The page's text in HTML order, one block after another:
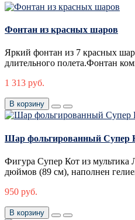
Фонтан из красных шаров
Яркий фонтан из 7 красных
длительного полета.Фонтан
1 313 руб.
В корзину
Шар фольгированный Супер
Фигура Супер Кот из мультика
дюймов (89 см), наполнен
950 руб.
В корзину